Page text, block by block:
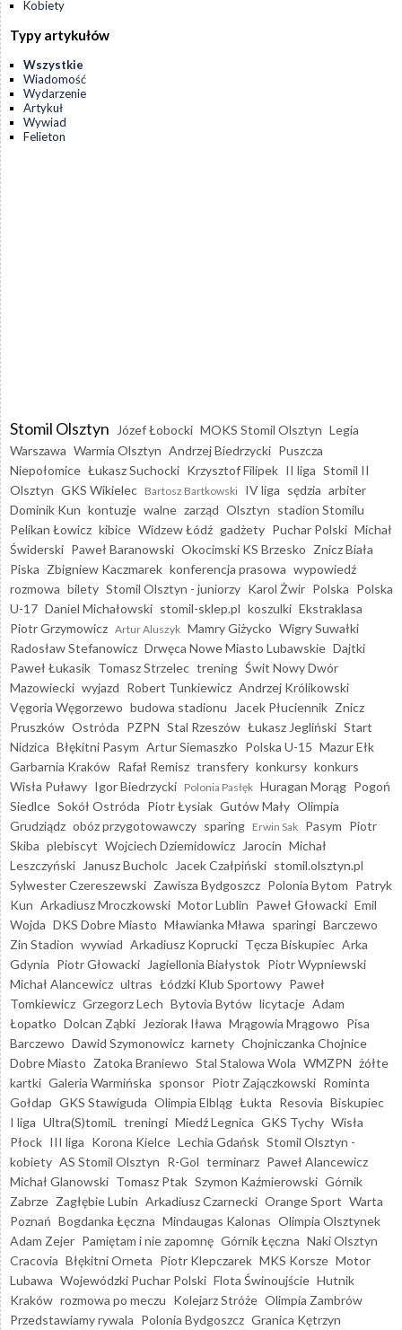
Kobiety
Typy artykułów
Wszystkie
Wiadomość
Wydarzenie
Artykuł
Wywiad
Felieton
Stomil Olsztyn Józef Łobocki MOKS Stomil Olsztyn Legia
Warszawa Warmia Olsztyn Andrzej Biedrzycki Puszcza
Niepołomice Łukasz Suchocki Krzysztof Filipek II liga Stomil II
Olsztyn GKS Wikielec Bartosz Bartkowski IV liga sędzia arbiter
Dominik Kun kontuzje walne zarząd Olsztyn stadion Stomilu
Pelikan Łowicz kibice Widzew Łódź gadżety Puchar Polski Michał
Świderski Paweł Baranowski Okocimski KS Brzesko Znicz Biała
Piska Zbigniew Kaczmarek konferencja prasowa wypowiedź
rozmowa bilety Stomil Olsztyn - juniorzy Karol Żwir Polska Polska
U-17 Daniel Michałowski stomil-sklep.pl koszulki Ekstraklasa
Piotr Grzymowicz Artur Aluszyk Mamry Giżycko Wigry Suwałki
Radosław Stefanowicz Drwęca Nowe Miasto Lubawskie Dajtki
Paweł Łukasik Tomasz Strzelec trening Świt Nowy Dwór
Mazowiecki wyjazd Robert Tunkiewicz Andrzej Królikowski
Vęgoria Węgorzewo budowa stadionu Jacek Płuciennik Znicz
Pruszków Ostróda PZPN Stal Rzeszów Łukasz Jegliński Start
Nidzica Błękitni Pasym Artur Siemaszko Polska U-15 Mazur Ełk
Garbarnia Kraków Rafał Remisz transfery konkursy konkurs
Wisła Puławy Igor Biedrzycki Polonia Pasłęk Huragan Morąg Pogoń
Siedlce Sokół Ostróda Piotr Łysiak Gutów Mały Olimpia
Grudziądz obóz przygotowawczy sparing Erwin Sak Pasym Piotr
Skiba plebiscyt Wojciech Dziemidowicz Jarocin Michał
Leszczyński
Janusz Bucholc Jacek Czałpiński stomil.olsztyn.pl
Sylwester Czereszewski Zawisza Bydgoszcz Polonia Bytom Patryk
Kun Arkadiusz Mroczkowski Motor Lublin Paweł Głowacki Emil
Wojda DKS Dobre Miasto Mławianka Mława sparingi Barczewo
Zin Stadion wywiad Arkadiusz Koprucki Tęcza Biskupiec Arka
Gdynia Piotr Głowacki Jagiellonia Białystok Piotr Wypniewski
Michał Alancewicz ultras Łódzki Klub Sportowy Paweł
Tomkiewicz Grzegorz Lech Bytovia Bytów licytacje Adam
Łopatko Dolcan Ząbki Jeziorak Iława Mrągowia Mrągowo Pisa
Barczewo Dawid Szymonowicz karnety Chojniczanka Chojnice
Dobre Miasto Zatoka Braniewo Stal Stalowa Wola WMZPN żółte
kartki Galeria Warmińska sponsor Piotr Zajączkowski Rominta
Gołdap GKS Stawiguda Olimpia Elbląg Łukta Resovia Biskupiec
I liga Ultra(S)tomiL treningi Miedź Legnica GKS Tychy Wisła
Płock III liga Korona Kielce Lechia Gdańsk Stomil Olsztyn -
kobiety AS Stomil Olsztyn R-Gol terminarz Paweł Alancewicz
Michał Glanowski Tomasz Ptak Szymon Kaźmierowski Górnik
Zabrze Zagłębie Lubin Arkadiusz Czarnecki Orange Sport Warta
Poznań Bogdanka Łęczna Mindaugas Kalonas Olimpia Olsztynek
Adam Zejer Pamiętam i nie zapomnę Górnik Łęczna Naki Olsztyn
Cracovia Błękitni Orneta Piotr Klepczarek MKS Korsze Motor
Lubawa Wojewódzki Puchar Polski Flota Świnoujście Hutnik
Kraków rozmowa po meczu Kolejarz Stróże Olimpia Zambrów
Przedstawiamy rywala Polonia Bydgoszcz Granica Kętrzyn